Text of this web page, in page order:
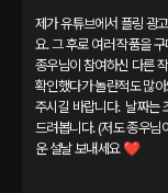
제가 유튜브에서 플링 광
요. 그 후로 여러 작품을
종우님이 참여하신 다른
확인했다가 놀란적도 많
주시길 바랍니다.  날짜는
드려봅니다. (저도 종우님
운 설날 보내세요 ❤️